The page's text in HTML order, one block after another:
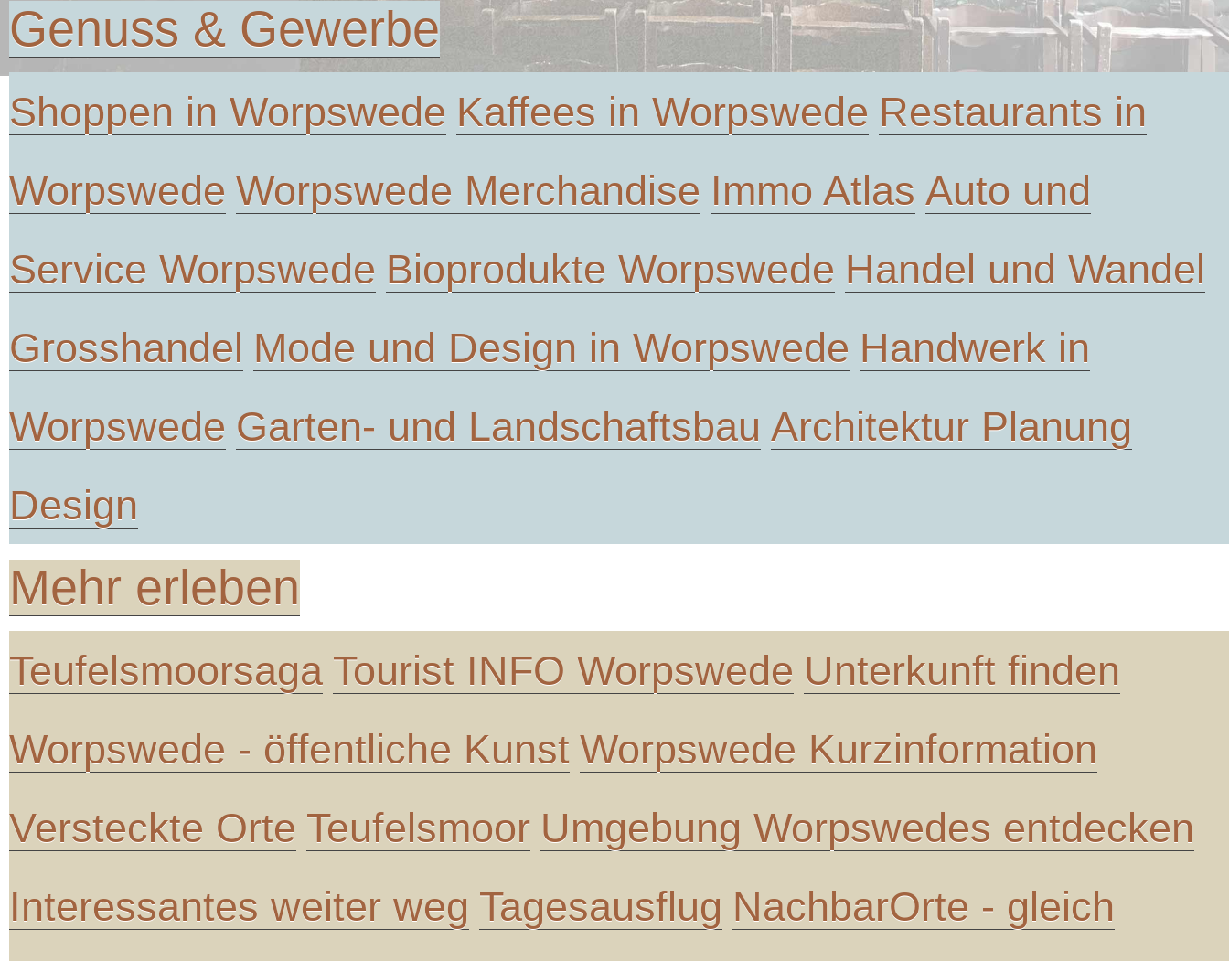
Genuss & Gewerbe
Shoppen in Worpswede Kaffees in Worpswede Restaurants in
Worpswede Worpswede Merchandise Immo Atlas Auto und
Service Worpswede Bioprodukte Worpswede Handel und Wandel
Grosshandel Mode und Design in Worpswede Handwerk in
Worpswede Garten- und Landschaftsbau Architektur Planung
Design
Mehr erleben
Teufelsmoorsaga Tourist INFO Worpswede Unterkunft finden
Worpswede - öffentliche Kunst Worpswede Kurzinformation
Versteckte Orte Teufelsmoor Umgebung Worpswedes entdecken
Interessantes weiter weg Tagesausflug NachbarOrte - gleich